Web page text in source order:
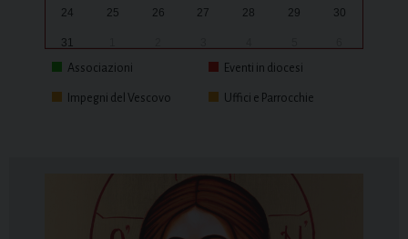
24 25 26 27 28 29 30
31
Associazioni
Eventi in diocesi
Impegni del Vescovo Uffici e Parrocchie